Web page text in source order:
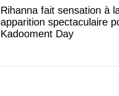
Rihanna fait sensation à
apparition spectaculaire
Kadooment Day